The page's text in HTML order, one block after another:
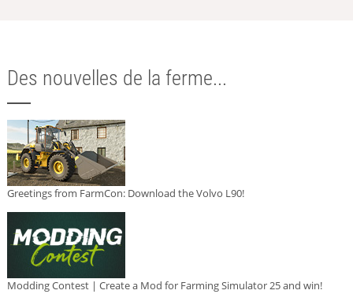
Des nouvelles de la ferme...
Greetings from FarmCon: Download the Volvo L90!
Modding Contest | Create a Mod for Farming Simulator 25 and win!